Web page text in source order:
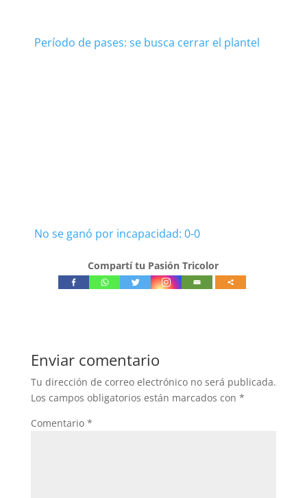
Período de pases: se busca cerrar el plantel
No se ganó por incapacidad: 0-0
Compartí tu Pasión Tricolor
Enviar comentario
Tu dirección de correo electrónico no será publicada.
Los campos obligatorios están marcados con *
Comentario *